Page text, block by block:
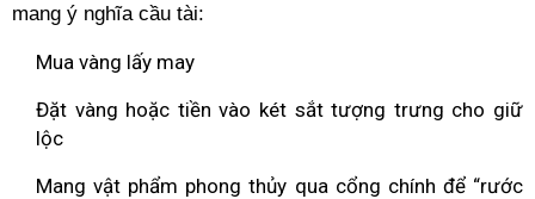
mang ý nghĩa cầu tài:
Mua vàng lấy may
Đặt vàng hoặc tiền vào két sắt tượng trưng cho giữ
lộc
Mang vật phẩm phong thủy qua cổng chính để “rước